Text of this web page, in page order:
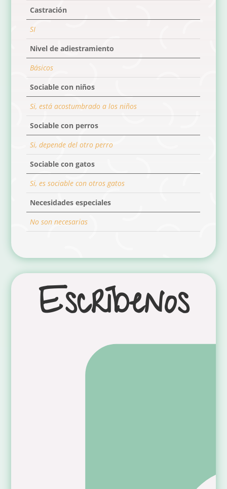
Castración
SI
Nivel de adiestramiento
Básicos
Sociable con niños
Si, está acostumbrado a los niños
Sociable con perros
Si, depende del otro perro
Sociable con gatos
Si, es sociable con otros gatos
Necesidades especiales
No son necesarias
Escríbenos